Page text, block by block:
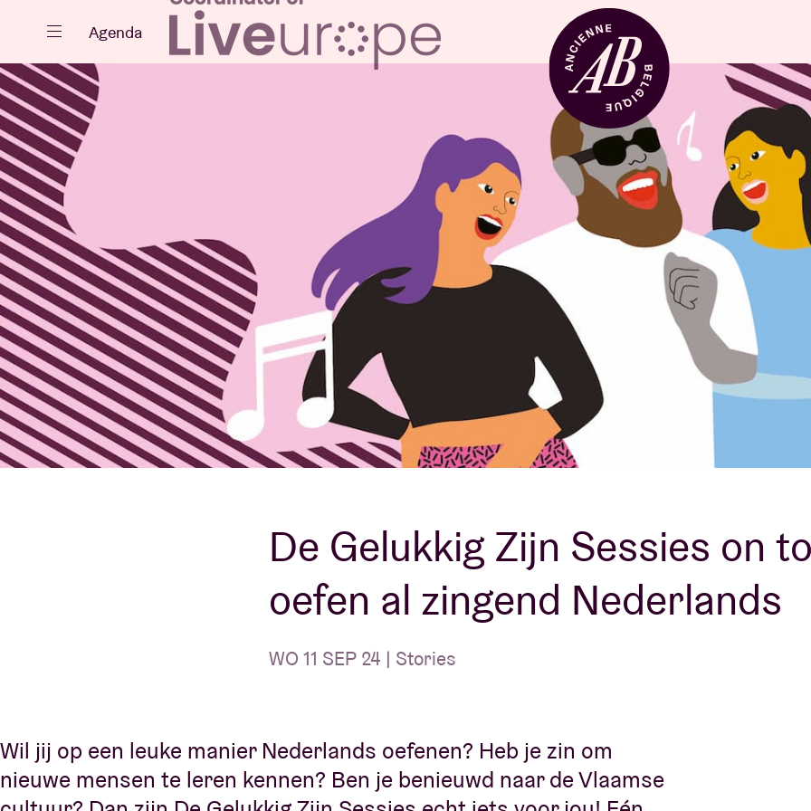
Sluiten
Agenda
Projecten
Nieuws
AB ❤ you
Zaalhuur
BRDCST
ABtv
Over AB
Contact
Agenda
De Gelukkig Zijn Sessies on
oefen al zingend Nederlands
WO 11 SEP 24 | Stories
Wil jij op een leuke manier Nederlands oefenen? Heb je zin om
nieuwe mensen te leren kennen? Ben je benieuwd naar de Vlaamse